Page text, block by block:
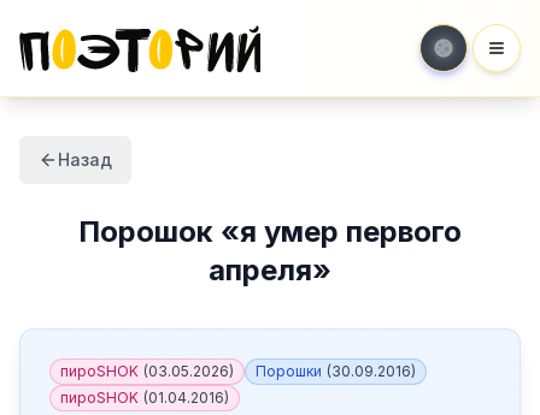
Назад
Порошок «я умер первого
апреля»
пироSHOK (03.05.2026) Порошки (30.09.2016)
пироSHOK (01.04.2016)